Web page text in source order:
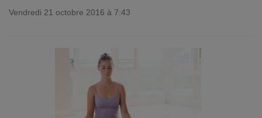
Vendredi 21 octobre 2016 à 7:43